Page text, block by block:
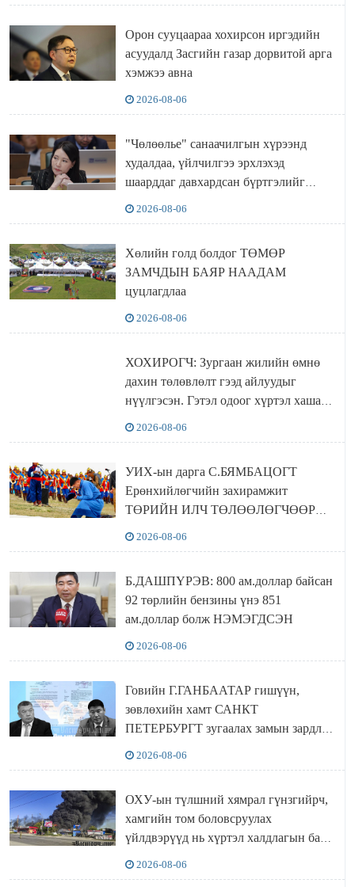
Орон сууцаараа хохирсон иргэдийн
асуудалд Засгийн газар дорвитой арга
хэмжээ авна
2026-08-06
"Чөлөөлье" санаачилгын хүрээнд
худалдаа, үйлчилгээ эрхлэхэд
шаарддаг давхардсан бүртгэлийг
2026-08-06
Хөлийн голд болдог ТӨМӨР
ЗАМЧДЫН БАЯР НААДАМ
цуцлагдлаа
2026-08-06
ХОХИРОГЧ: Зургаан жилийн өмнө
дахин төлөвлөлт гээд айлуудыг
нүүлгэсэн. Гэтэл одоог хүртэл хашаа
2026-08-06
УИХ-ын дарга С.БЯМБАЦОГТ
Ерөнхийлөгчийн захирамжит
ТӨРИЙН ИЛЧ ТӨЛӨӨЛӨГЧӨӨР
2026-08-06
Б.ДАШПҮРЭВ: 800 ам.доллар байсан
92 төрлийн бензины үнэ 851
ам.доллар болж НЭМЭГДСЭН
2026-08-06
Говийн Г.ГАНБААТАР гишүүн,
зөвлөхийн хамт САНКТ
ПЕТЕРБУРГТ зугаалах замын зардлаа
2026-08-06
ОХУ-ын түлшний хямрал гүнзгийрч,
хамгийн том боловсруулах
үйлдвэрүүд нь хүртэл халдлагын бай
2026-08-06